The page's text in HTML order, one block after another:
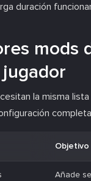
duración
mods
la misma
Añade